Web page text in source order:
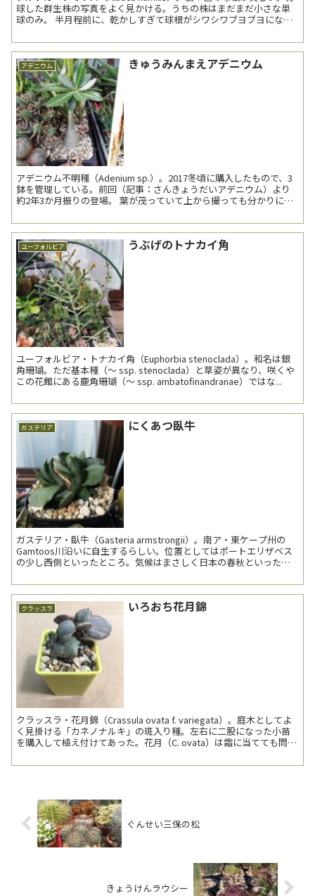
球した群生株の写真をよく見かける。うちの株はまだまだ小さな単
球のみ。 半月程前に、乾かしすぎて球根がシワシワブヨブヨになっ
アデニウム きゅうみんまえアデニウム
アデニウム不明種（Adenium sp.）。2017冬頃に購入したもので、3
鉢を管理している。前回（記事：さんきょうだいアデニウム）より
約2年3か月振りの登場。 葉が茂っていて上から撮っても分かりにく
ユーフォルビア うぶげのトナカイ角
ユーフォルビア・トナカイ角（Euphorbia stenoclada）。和名は銀
角珊瑚。ただ基本種（～ ssp. stenoclada）と草姿が異なり、咲くや
この花館にある鹿角珊瑚（～ ssp. ambatofinandranae）ではな...
ガステリア にくあつ臥牛
ガステリア・臥牛（Gasteria armstrongii）。南ア・東ケープ州の
Gamtoos川沿いに自生するらしい。位置としてはポートエリザベス
の少し西側といったところ。気候はまさしく日本の春秋といった感
クラッスラ いろおち花月錦
クラッスラ・花月錦（Crassula ovata f. variegata）。庭木としてよ
く見掛ける「カネノナルキ」の斑入り種。左右に二股になった小苗
を購入して植え付けてあった。花月（C. ovata）は霜に当てても問題
ぐんせい三保の松
きょうけんラウシー